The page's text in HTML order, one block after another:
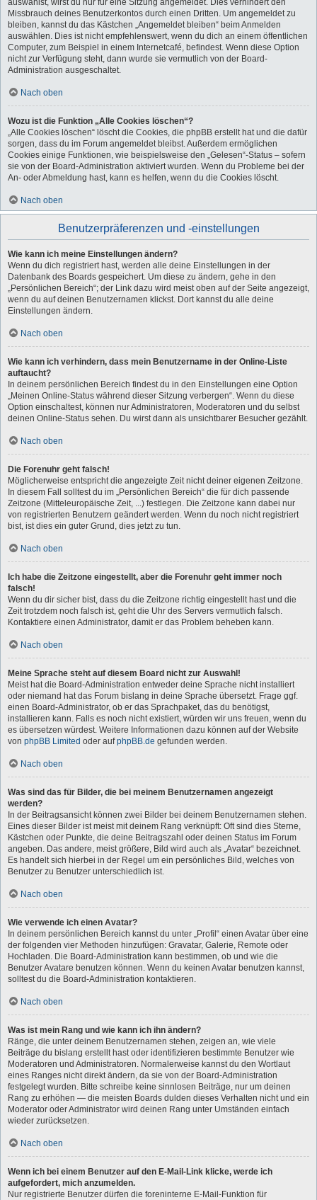
auswählst, wirst du nur für eine Sitzung angemeldet. Dies verhindert den
Missbrauch deines Benutzerkontos durch einen Dritten. Um angemeldet zu
bleiben, kannst du das Kästchen „Angemeldet bleiben“ beim Anmelden
auswählen. Dies ist nicht empfehlenswert, wenn du dich an einem öffentlichen
Computer, zum Beispiel in einem Internetcafé, befindest. Wenn diese Option
nicht zur Verfügung steht, dann wurde sie vermutlich von der Board-
Administration ausgeschaltet.
Nach oben
Wozu ist die Funktion „Alle Cookies löschen“?
„Alle Cookies löschen“ löscht die Cookies, die phpBB erstellt hat und die dafür
sorgen, dass du im Forum angemeldet bleibst. Außerdem ermöglichen
Cookies einige Funktionen, wie beispielsweise den „Gelesen“-Status – sofern
sie von der Board-Administration aktiviert wurden. Wenn du Probleme bei der
An- oder Abmeldung hast, kann es helfen, wenn du die Cookies löscht.
Nach oben
Benutzerpräferenzen und -einstellungen
Wie kann ich meine Einstellungen ändern?
Wenn du dich registriert hast, werden alle deine Einstellungen in der
Datenbank des Boards gespeichert. Um diese zu ändern, gehe in den
„Persönlichen Bereich“; der Link dazu wird meist oben auf der Seite angezeigt,
wenn du auf deinen Benutzernamen klickst. Dort kannst du alle deine
Einstellungen ändern.
Nach oben
Wie kann ich verhindern, dass mein Benutzername in der Online-Liste
auftaucht?
In deinem persönlichen Bereich findest du in den Einstellungen eine Option
„Meinen Online-Status während dieser Sitzung verbergen“. Wenn du diese
Option einschaltest, können nur Administratoren, Moderatoren und du selbst
deinen Online-Status sehen. Du wirst dann als unsichtbarer Besucher gezählt.
Nach oben
Die Forenuhr geht falsch!
Möglicherweise entspricht die angezeigte Zeit nicht deiner eigenen Zeitzone.
In diesem Fall solltest du im „Persönlichen Bereich“ die für dich passende
Zeitzone (Mitteleuropäische Zeit, ...) festlegen. Die Zeitzone kann dabei nur
von registrierten Benutzern geändert werden. Wenn du noch nicht registriert
bist, ist dies ein guter Grund, dies jetzt zu tun.
Nach oben
Ich habe die Zeitzone eingestellt, aber die Forenuhr geht immer noch
falsch!
Wenn du dir sicher bist, dass du die Zeitzone richtig eingestellt hast und die
Zeit trotzdem noch falsch ist, geht die Uhr des Servers vermutlich falsch.
Kontaktiere einen Administrator, damit er das Problem beheben kann.
Nach oben
Meine Sprache steht auf diesem Board nicht zur Auswahl!
Meist hat die Board-Administration entweder deine Sprache nicht installiert
oder niemand hat das Forum bislang in deine Sprache übersetzt. Frage ggf.
einen Board-Administrator, ob er das Sprachpaket, das du benötigst,
installieren kann. Falls es noch nicht existiert, würden wir uns freuen, wenn du
es übersetzen würdest. Weitere Informationen dazu können auf der Website
von phpBB Limited oder aufphpBB.de gefunden werden.
Nach oben
Was sind das für Bilder, die bei meinem Benutzernamen angezeigt
werden?
In der Beitragsansicht können zwei Bilder bei deinem Benutzernamen stehen.
Eines dieser Bilder ist meist mit deinem Rang verknüpft: Oft sind dies Sterne,
Kästchen oder Punkte, die deine Beitragszahl oder deinen Status im Forum
angeben. Das andere, meist größere, Bild wird auch als „Avatar“ bezeichnet.
Es handelt sich hierbei in der Regel um ein persönliches Bild, welches von
Benutzer zu Benutzer unterschiedlich ist.
Nach oben
Wie verwende ich einen Avatar?
In deinem persönlichen Bereich kannst du unter „Profil“ einen Avatar über eine
der folgenden vier Methoden hinzufügen: Gravatar, Galerie, Remote oder
Hochladen. Die Board-Administration kann bestimmen, ob und wie die
Benutzer Avatare benutzen können. Wenn du keinen Avatar benutzen kannst,
solltest du die Board-Administration kontaktieren.
Nach oben
Was ist mein Rang und wie kann ich ihn ändern?
Ränge, die unter deinem Benutzernamen stehen, zeigen an, wie viele
Beiträge du bislang erstellt hast oder identifizieren bestimmte Benutzer wie
Moderatoren und Administratoren. Normalerweise kannst du den Wortlaut
eines Ranges nicht direkt ändern, da sie von der Board-Administration
festgelegt wurden. Bitte schreibe keine sinnlosen Beiträge, nur um deinen
Rang zu erhöhen — die meisten Boards dulden dieses Verhalten nicht und ein
Moderator oder Administrator wird deinen Rang unter Umständen einfach
wieder zurücksetzen.
Nach oben
Wenn ich bei einem Benutzer auf den E-Mail-Link klicke, werde ich
aufgefordert, mich anzumelden.
Nur registrierte Benutzer dürfen die foreninterne E-Mail-Funktion für